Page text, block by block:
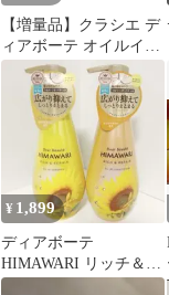
【増量品】クラシエ デ
ィアボーテ オイルイン
シャンプー リッチ&リ
ペア つめかえ用 430ml
コンディショナー 430g
各1個
¥ 1,899
ディアボーテ
HIMAWARI リッチ＆リ
ペア シャンプー＆コン